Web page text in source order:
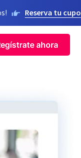
Reserva tu cupo
ahora